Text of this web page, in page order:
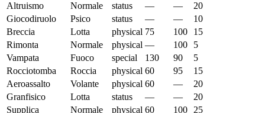
Altruismo
Normale status — —
20
Giocodiruolo
Psico status — —
10
Breccia
Lotta physical 75 100
15
Rimonta
Normale physical — 100
5
Vampata
Fuoco special 130 90
5
Rocciotomba
Roccia physical 60 95
15
Aeroassalto
Volante physical 60 —
20
Granfisico
Lotta status — —
20
Supplica
Normale physical 60 100
25